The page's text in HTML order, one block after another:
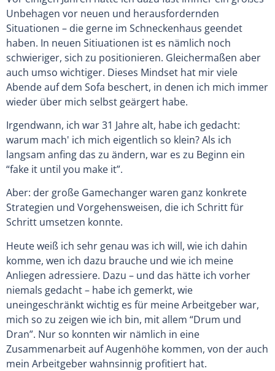
Unbehagen vor neuen und herausfordernden
Situationen – die gerne im Schneckenhaus geendet
haben. In neuen Sitiuationen ist es nämlich noch
schwieriger, sich zu positionieren. Gleichermaßen aber
auch umso wichtiger. Dieses Mindset hat mir viele
Abende auf dem Sofa beschert, in denen ich mich immer
wieder über mich selbst geärgert habe.
Irgendwann, ich war 31 Jahre alt, habe ich gedacht:
warum mach' ich mich eigentlich so klein? Als ich
langsam anfing das zu ändern, war es zu Beginn ein
“fake it until you make it”.
Aber: der große Gamechanger waren ganz konkrete
Strategien und Vorgehensweisen, die ich Schritt für
Schritt umsetzen konnte.
Heute weiß ich sehr genau was ich will, wie ich dahin
komme, wen ich dazu brauche und wie ich meine
Anliegen adressiere. Dazu – und das hätte ich vorher
niemals gedacht – habe ich gemerkt, wie
uneingeschränkt wichtig es für meine Arbeitgeber war,
mich so zu zeigen wie ich bin, mit allem “Drum und
Dran”. Nur so konnten wir nämlich in eine
Zusammenarbeit auf Augenhöhe kommen, von der auch
mein Arbeitgeber wahnsinnig profitiert hat.